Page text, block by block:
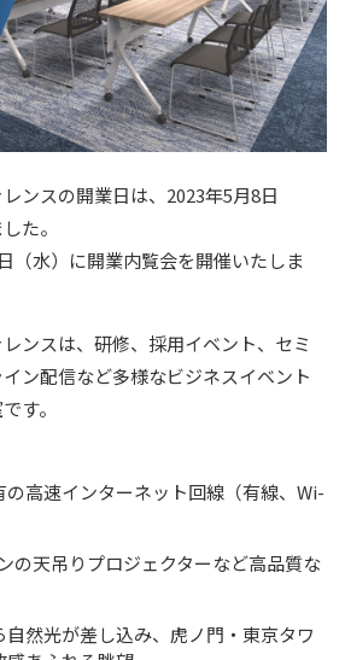
ンスの開業日は、2023年5月8日
た。
（水）に開業内覧会を開催いたしま
ンスは、研修、採用イベント、セミ
ン配信など多様なビジネスイベント
す。
高速インターネット回線（有線、Wi-
の天吊りプロジェクターなど高品質な
然光が差し込み、虎ノ門・東京タワ